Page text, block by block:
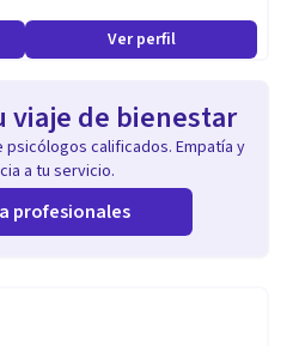
Ver perfil
viaje de bienestar
psicólogos calificados. Empatía y
a tu servicio.
profesionales